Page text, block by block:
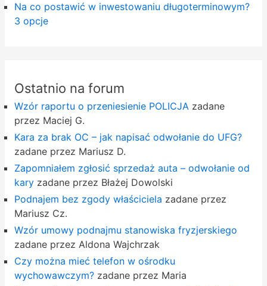
Na co postawić w inwestowaniu długoterminowym?
3 opcje
Ostatnio na forum
Wzór raportu o przeniesienie POLICJAzadane
przez Maciej G.
Kara za brak OC – jak napisać odwołanie do UFG?
zadane przez Mariusz D.
Zapomniałem zgłosić sprzedaż auta – odwołanie od
karyzadane przez Błażej Dowolski
Podnajem bez zgody właściciela zadane przez
Mariusz Cz.
Wzór umowy podnajmu stanowiska fryzjerskiego
zadane przez Aldona Wajchrzak
Czy można mieć telefon w ośrodku
wychowawczym?zadane przez Maria